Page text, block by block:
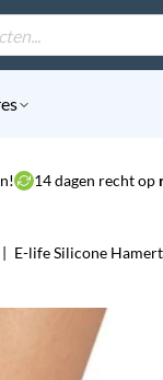
14 dagen recht op
| E-life Silicone